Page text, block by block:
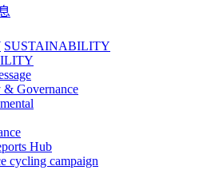
SUSTAINABILITY
& Governance
Hub
cycling campaign